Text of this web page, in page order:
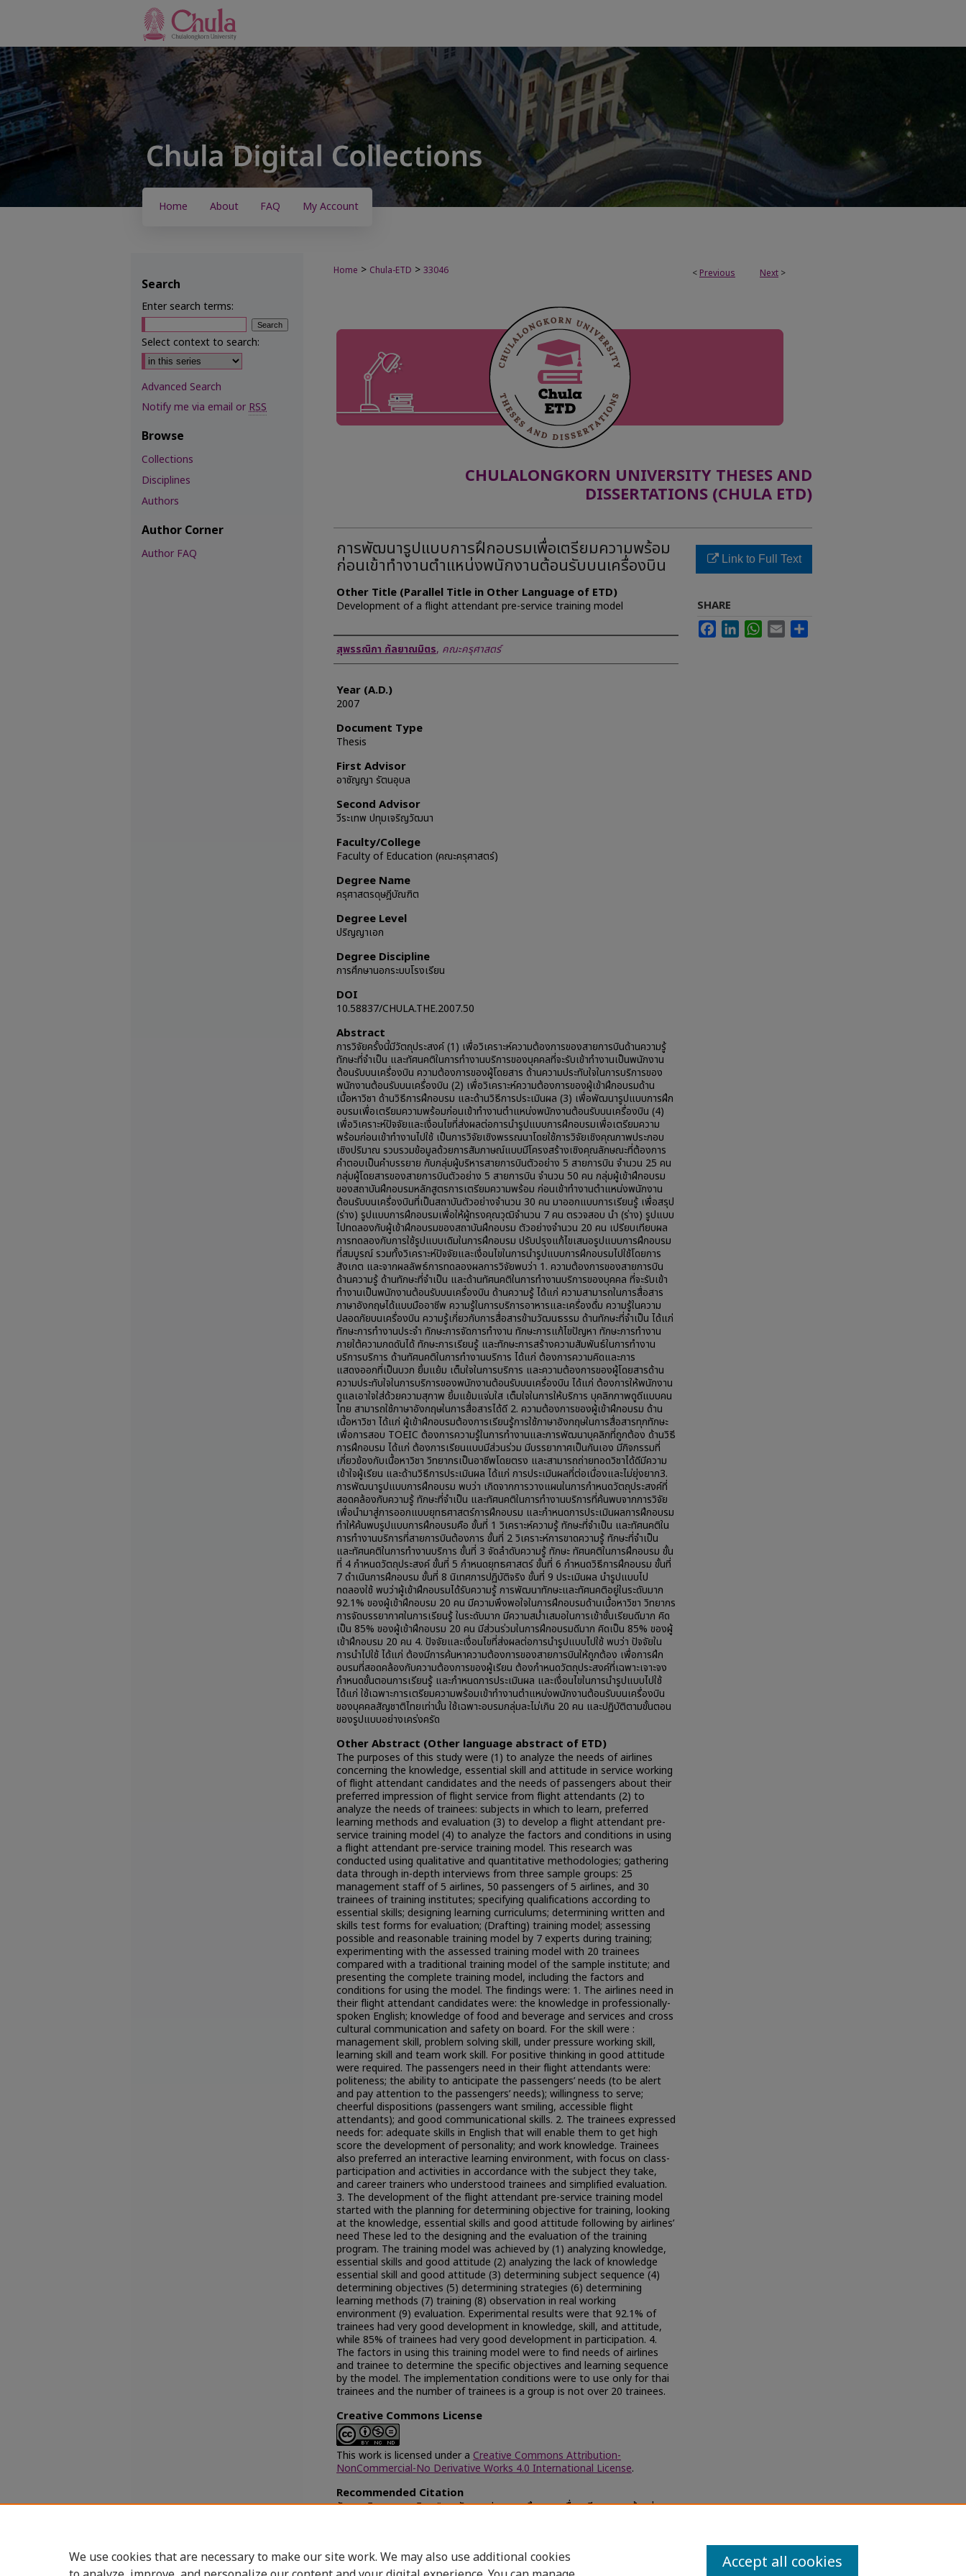
Home About FAQ My Account
< Previous Next >
Home > Chula-ETD > 33046
CHULALONGKORN UNIVERSITY THESES AND
DISSERTATIONS (CHULA ETD)
การพัฒนารูปแบบการฝึกอบรมเพื่อเตรียมความพร้อม
ก่อนเข้าทำงานตำแหน่งพนักงานต้อนรับบนเครื่องบิน
Other Title (Parallel Title in Other Language of ETD)
Development of a flight attendant pre-service training model
Author
สุพรรณิกา กัลยาณมิตร, คณะครุศาสตร์
Year (A.D.)
2007
Document Type
Thesis
First Advisor
อาชัญญา รัตนอุบล
Second Advisor
วีระเทพ ปทุมเจริญวัฒนา
Faculty/College
Faculty of Education (คณะครุศาสตร์)
Degree Name
ครุศาสตรดุษฎีบัณฑิต
Degree Level
ปริญญาเอก
Degree Discipline
การศึกษานอกระบบโรงเรียน
DOI
10.58837/CHULA.THE.2007.50
Abstract
การวิจัยครั้งนี้มีวัตถุประสงค์ (1) เพื่อวิเคราะห์ความต้องการของสายการบินด้านความรู้
ทักษะที่จำเป็น และทัศนคติในการทำงานบริการของบุคคลที่จะรับเข้าทำงานเป็นพนักงาน
ต้อนรับบนเครื่องบิน ความต้องการของผู้โดยสาร ด้านความประทับใจในการบริการของ
พนักงานต้อนรับบนเครื่องบิน (2) เพื่อวิเคราะห์ความต้องการของผู้เข้าฝึกอบรมด้าน
เนื้อหาวิชา ด้านวิธีการฝึกอบรม และด้านวิธีการประเมินผล (3) เพื่อพัฒนารูปแบบการฝึก
อบรมเพื่อเตรียมความพร้อมก่อนเข้าทำงานตำแหน่งพนักงานต้อนรับบนเครื่องบิน (4)
เพื่อวิเคราะห์ปัจจัยและเงื่อนไขที่ส่งผลต่อการนำรูปแบบการฝึกอบรมเพื่อเตรียมความ
พร้อมก่อนเข้าทำงานไปใช้ เป็นการวิจัยเชิงพรรณนาโดยใช้การวิจัยเชิงคุณภาพประกอบ
เชิงปริมาณ รวบรวมข้อมูลด้วยการสัมภาษณ์แบบมีโครงสร้างเชิงคุณลักษณะที่ต้องการ
คำตอบเป็นคำบรรยาย กับกลุ่มผู้บริหารสายการบินตัวอย่าง 5 สายการบิน จำนวน 25 คน
กลุ่มผู้โดยสารของสายการบินตัวอย่าง 5 สายการบิน จำนวน 50 คน กลุ่มผู้เข้าฝึกอบรม
ของสถาบันฝึกอบรมหลักสูตรการเตรียมความพร้อม ก่อนเข้าทำงานตำแหน่งพนักงาน
ต้อนรับบนเครื่องบินที่เป็นสถาบันตัวอย่างจำนวน 30 คน มาออกแบบการเรียนรู้ เพื่อสรุป
(ร่าง) รูปแบบการฝึกอบรมเพื่อให้ผู้ทรงคุณวุฒิจำนวน 7 คน ตรวจสอบ นำ (ร่าง) รูปแบบ
ไปทดลองกับผู้เข้าฝึกอบรมของสถาบันฝึกอบรม ตัวอย่างจำนวน 20 คน เปรียบเทียบผล
การทดลองกับการใช้รูปแบบเดิมในการฝึกอบรม ปรับปรุงแก้ไขเสนอรูปแบบการฝึกอบรม
ที่สมบูรณ์ รวมทั้งวิเคราะห์ปัจจัยและเงื่อนไขในการนำรูปแบบการฝึกอบรมไปใช้โดยการ
สังเกต และจากผลลัพธ์การทดลองผลการวิจัยพบว่า 1. ความต้องการของสายการบิน
ด้านความรู้ ด้านทักษะที่จำเป็น และด้านทัศนคติในการทำงานบริการของบุคคล ที่จะรับเข้า
ทำงานเป็นพนักงานต้อนรับบนเครื่องบิน ด้านความรู้ ได้แก่ ความสามารถในการสื่อสาร
ภาษาอังกฤษได้แบบมืออาชีพ ความรู้ในการบริการอาหารและเครื่องดื่ม ความรู้ในความ
ปลอดภัยบนเครื่องบิน ความรู้เกี่ยวกับการสื่อสารข้ามวัฒนธรรม ด้านทักษะที่จำเป็น ได้แก่
ทักษะการทำงานประจำ ทักษะการจัดการทำงาน ทักษะการแก้ไขปัญหา ทักษะการทำงาน
ภายใต้ความกดดันได้ ทักษะการเรียนรู้ และทักษะการสร้างความสัมพันธ์ในการทำงาน
บริการบริการ ด้านทัศนคติในการทำงานบริการ ได้แก่ ต้องการความคิดและการ
แสดงออกที่เป็นบวก ยิ้มแย้ม เต็มใจในการบริการ และความต้องการของผู้โดยสารด้าน
ความประทับใจในการบริการของพนักงานต้อนรับบนเครื่องบิน ได้แก่ ต้องการให้พนักงาน
ดูแลเอาใจใส่ด้วยความสุภาพ ยิ้มแย้มแจ่มใส เต็มใจในการให้บริการ บุคลิกภาพดูดีแบบคน
ไทย สามารถใช้ภาษาอังกฤษในการสื่อสารได้ดี 2. ความต้องการของผู้เข้าฝึกอบรม ด้าน
เนื้อหาวิชา ได้แก่ ผู้เข้าฝึกอบรมต้องการเรียนรู้การใช้ภาษาอังกฤษในการสื่อสารทุกทักษะ
เพื่อการสอบ TOEIC ต้องการความรู้ในการทำงานและการพัฒนาบุคลิกที่ถูกต้อง ด้านวิธี
การฝึกอบรม ได้แก่ ต้องการเรียนแบบมีส่วนร่วม มีบรรยากาศเป็นกันเอง มีกิจกรรมที่
เกี่ยวข้องกับเนื้อหาวิชา วิทยากรเป็นอาชีพโดยตรง และสามารถถ่ายทอดวิชาได้ดีมีความ
เข้าใจผู้เรียน และด้านวิธีการประเมินผล ได้แก่ การประเมินผลที่ต่อเนื่องและไม่ยุ่งยาก3.
การพัฒนารูปแบบการฝึกอบรม พบว่า เกิดจากการวางแผนในการกำหนดวัตถุประสงค์ที่
สอดคล้องกับความรู้ ทักษะที่จำเป็น และทัศนคติในการทำงานบริการที่ค้นพบจากการวิจัย
เพื่อนำมาสู่การออกแบบยุทธศาสตร์การฝึกอบรม และกำหนดการประเมินผลการฝึกอบรม
ทำให้ค้นพบรูปแบบการฝึกอบรมคือ ขั้นที่ 1 วิเคราะห์ความรู้ ทักษะที่จำเป็น และทัศนคติใน
การทำงานบริการที่สายการบินต้องการ ขั้นที่ 2 วิเคราะห์การขาดความรู้ ทักษะที่จำเป็น
และทัศนคติในการทำงานบริการ ขั้นที่ 3 จัดลำดับความรู้ ทักษะ ทัศนคติในการฝึกอบรม ขั้น
ที่ 4 กำหนดวัตถุประสงค์ ขั้นที่ 5 กำหนดยุทธศาสตร์ ขั้นที่ 6 กำหนดวิธีการฝึกอบรม ขั้นที่
7 ดำเนินการฝึกอบรม ขั้นที่ 8 นิเทศการปฏิบัติจริง ขั้นที่ 9 ประเมินผล นำรูปแบบไป
ทดลองใช้ พบว่าผู้เข้าฝึกอบรมได้รับความรู้ การพัฒนาทักษะและทัศนคติอยู่ในระดับมาก
92.1% ของผู้เข้าฝึกอบรม 20 คน มีความพึงพอใจในการฝึกอบรมด้านเนื้อหาวิชา วิทยากร
การจัดบรรยากาศในการเรียนรู้ ในระดับมาก มีความสม่ำเสมอในการเข้าชั้นเรียนดีมาก คิด
เป็น 85% ของผู้เข้าฝึกอบรม 20 คน มีส่วนร่วมในการฝึกอบรมดีมาก คิดเป็น 85% ของผู้
เข้าฝึกอบรม 20 คน 4. ปัจจัยและเงื่อนไขที่ส่งผลต่อการนำรูปแบบไปใช้ พบว่า ปัจจัยใน
การนำไปใช้ ได้แก่ ต้องมีการค้นหาความต้องการของสายการบินให้ถูกต้อง เพื่อการฝึก
อบรมที่สอดคล้องกับความต้องการของผู้เรียน ต้องกำหนดวัตถุประสงค์ที่เฉพาะเจาะจง
กำหนดขั้นตอนการเรียนรู้ และกำหนดการประเมินผล และเงื่อนไขในการนำรูปแบบไปใช้
ได้แก่ ใช้เฉพาะการเตรียมความพร้อมเข้าทำงานตำแหน่งพนักงานต้อนรับบนเครื่องบิน
ของบุคคลสัญชาติไทยเท่านั้น ใช้เฉพาะอบรมกลุ่มละไม่เกิน 20 คน และปฏิบัติตามขั้นตอน
ของรูปแบบอย่างเคร่งครัด
Other Abstract (Other language abstract of ETD)
The purposes of this study were (1) to analyze the needs of airlines
concerning the knowledge, essential skill and attitude in service working
of flight attendant candidates and the needs of passengers about their
preferred impression of flight service from flight attendants (2) to
analyze the needs of trainees: subjects in which to learn, preferred
learning methods and evaluation (3) to develop a flight attendant pre-
service training model (4) to analyze the factors and conditions in using
a flight attendant pre-service training model. This research was
conducted using qualitative and quantitative methodologies; gathering
data through in-depth interviews from three sample groups: 25
management staff of 5 airlines, 50 passengers of 5 airlines, and 30
trainees of training institutes; specifying qualifications according to
essential skills; designing learning curriculums; determining written and
skills test forms for evaluation; (Drafting) training model; assessing
possible and reasonable training model by 7 experts during training;
experimenting with the assessed training model with 20 trainees
compared with a traditional training model of the sample institute; and
presenting the complete training model, including the factors and
conditions for using the model. The findings were: 1. The airlines need in
their flight attendant candidates were: the knowledge in professionally-
spoken English; knowledge of food and beverage and services and cross
cultural communication and safety on board. For the skill were :
management skill, problem solving skill, under pressure working skill,
learning skill and team work skill. For positive thinking in good attitude
were required. The passengers need in their flight attendants were:
politeness; the ability to anticipate the passengers’ needs (to be alert
and pay attention to the passengers’ needs); willingness to serve;
cheerful dispositions (passengers want smiling, accessible flight
attendants); and good communicational skills. 2. The trainees expressed
needs for: adequate skills in English that will enable them to get high
score the development of personality; and work knowledge. Trainees
also preferred an interactive learning environment, with focus on class-
participation and activities in accordance with the subject they take,
and career trainers who understood trainees and simplified evaluation.
3. The development of the flight attendant pre-service training model
started with the planning for determining objective for training, looking
at the knowledge, essential skills and good attitude following by airlines’
need These led to the designing and the evaluation of the training
program. The training model was achieved by (1) analyzing knowledge,
essential skills and good attitude (2) analyzing the lack of knowledge
essential skill and good attitude (3) determining subject sequence (4)
determining objectives (5) determining strategies (6) determining
learning methods (7) training (8) observation in real working
environment (9) evaluation. Experimental results were that 92.1% of
trainees had very good development in knowledge, skill, and attitude,
while 85% of trainees had very good development in participation. 4.
The factors in using this training model were to find needs of airlines
and trainee to determine the specific objectives and learning sequence
by the model. The implementation conditions were to use only for thai
trainees and the number of trainees is a group is not over 20 trainees.
Creative Commons License
This work is licensed under a Creative Commons Attribution-
NonCommercial-No Derivative Works 4.0 International License.
Recommended Citation
กัลยาณมิตร, สุพรรณิกา, "การพัฒนารูปแบบการฝึกอบรมเพื่อเตรียมความพร้อมก่อน
Link to Full Text
SHARE
FacebookLinkedInWhatsApp
Email
Search
Enter search terms:
Select context to search:
Advanced Search
Notify me via email orRSS
Browse
Collections
Disciplines
Authors
Author Corner
Author FAQ
We use cookies that are necessary to make our site work. We may also use additional cookies
Accept all cookies